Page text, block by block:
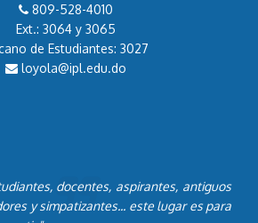
809-528-4010
Ext.: 3064 y 3065
de Estudiantes: 3027
loyola@ipl.edu.do
docentes, aspirantes, antiguos
y simpatizantes... este lugar es para